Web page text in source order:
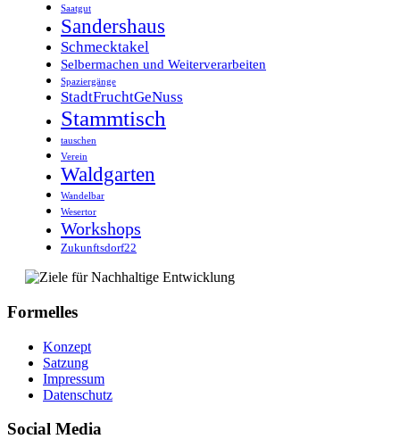
Saatgut
Sandershaus
Schmecktakel
Selbermachen und Weiterverarbeiten
Spaziergänge
StadtFruchtGeNuss
Stammtisch
tauschen
Verein
Waldgarten
Wandelbar
Wesertor
Workshops
Zukunftsdorf22
Formelles
Konzept
Satzung
Impressum
Datenschutz
Social Media